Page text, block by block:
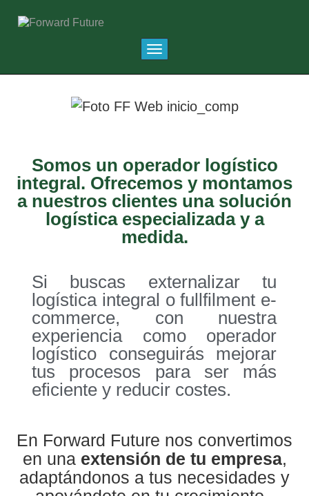
Alternar la
Somos un operador logístico
integral. Ofrecemos y montamos
a nuestros clientes una solución
logística especializada y a
medida.
Si buscas externalizar tu
logística integral o fullfilment e-
commerce, con nuestra
experiencia como operador
logístico conseguirás mejorar
tus procesos para ser más
eficiente y reducir costes.
En Forward Future nos convertimos
en una extensión de tu empresa,
adaptándonos a tus necesidades y